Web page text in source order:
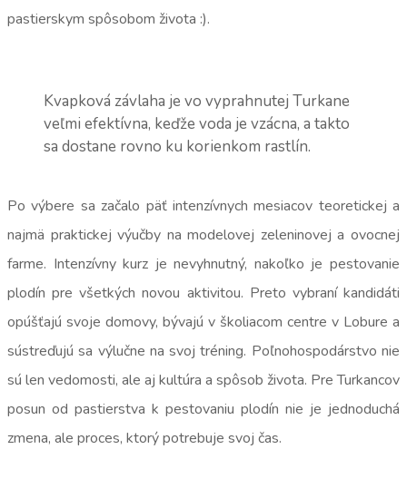
pastierskym spôsobom života :).
Kvapková závlaha je vo vyprahnutej Turkane
veľmi efektívna, keďže voda je vzácna, a takto
sa dostane rovno ku korienkom rastlín.
Po výbere sa začalo päť intenzívnych mesiacov teoretickej a
najmä praktickej výučby na modelovej zeleninovej a ovocnej
farme. Intenzívny kurz je nevyhnutný, nakoľko je pestovanie
plodín pre všetkých novou aktivitou. Preto vybraní kandidáti
opúšťajú svoje domovy, bývajú v školiacom centre v Lobure a
sústreďujú sa výlučne na svoj tréning. Poľnohospodárstvo nie
sú len vedomosti, ale aj kultúra a spôsob života. Pre Turkancov
posun od pastierstva k pestovaniu plodín nie je jednoduchá
zmena, ale proces, ktorý potrebuje svoj čas.